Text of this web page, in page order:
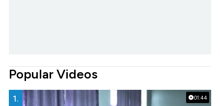
Popular Videos
01:44
1.